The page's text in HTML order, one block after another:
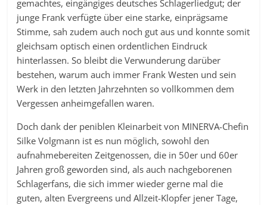
gemachtes, eingängiges deutsches Schlagerliedgut; der
junge Frank verfügte über eine starke, einprägsame
Stimme, sah zudem auch noch gut aus und konnte somit
gleichsam optisch einen ordentlichen Eindruck
hinterlassen. So bleibt die Verwunderung darüber
bestehen, warum auch immer Frank Westen und sein
Werk in den letzten Jahrzehnten so vollkommen dem
Vergessen anheimgefallen waren.
Doch dank der peniblen Kleinarbeit von MINERVA-Chefin
Silke Volgmann ist es nun möglich, sowohl den
aufnahmebereiten Zeitgenossen, die in 50er und 60er
Jahren groß geworden sind, als auch nachgeborenen
Schlagerfans, die sich immer wieder gerne mal die
guten, alten Evergreens und Allzeit-Klopfer jener Tage,